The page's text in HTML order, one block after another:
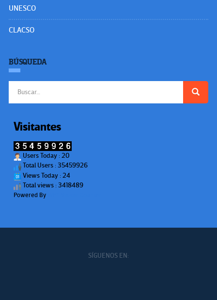
UNESCO
CLACSO
BÚSQUEDA
Visitantes
Users Today : 20
Total Users : 35459926
Views Today : 24
Total views : 3418489
Powered By
SÍGUENOS EN: